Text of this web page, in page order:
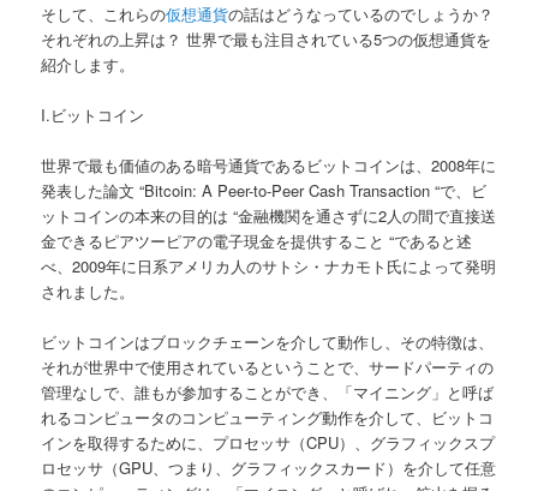
そして、これらの仮想通貨の話はどうなっているのでしょうか？
それぞれの上昇は？ 世界で最も注目されている5つの仮想通貨を
紹介します。
I.ビットコイン
世界で最も価値のある暗号通貨であるビットコインは、2008年に
発表した論文 “Bitcoin: A Peer-to-Peer Cash Transaction “で、ビ
ットコインの本来の目的は “金融機関を通さずに2人の間で直接送
金できるピアツーピアの電子現金を提供すること “であると述
べ、2009年に日系アメリカ人のサトシ・ナカモト氏によって発明
されました。
ビットコインはブロックチェーンを介して動作し、その特徴は、
それが世界中で使用されているということで、サードパーティの
管理なしで、誰もが参加することができ、「マイニング」と呼ば
れるコンピュータのコンピューティング動作を介して、ビットコ
インを取得するために、プロセッサ（CPU）、グラフィックスプ
ロセッサ（GPU、つまり、グラフィックスカード）を介して任意